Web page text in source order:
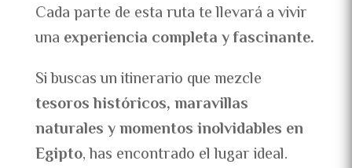
Cada parte de esta ruta te llevará a vivir
una experiencia completa y fascinante.
Si buscas un itinerario que mezcle
tesoros históricos, maravillas
naturales y momentos inolvidables en
Egipto, has encontrado el lugar ideal.